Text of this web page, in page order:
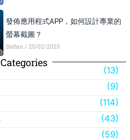
發佈應用程式APP，如何設計專業的
螢幕截圖？
Stefan 25/02/2025
Categories
(13)
(9)
(114)
(43)
(59)